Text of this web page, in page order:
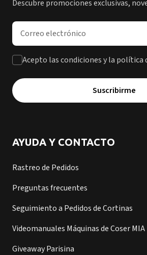
Descubre promociones exclusivas,
Dirección de correo electrónico
Acepto las condiciones y la política
Suscribirme
AYUDA Y CONTACTO
Rastreo de Pedidos
Preguntas frecuentes
Seguimiento a Pedidos de Cortinas
Videomanuales Máquinas de Coser MIA
Giveaway Parisina